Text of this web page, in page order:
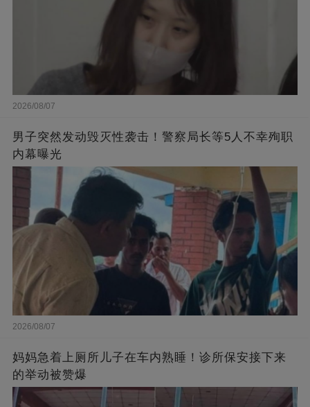
2026/08/07
男子突然发动毁灭性袭击！警察局长等5人不幸殉职
内幕曝光
2026/08/07
妈妈急着上厕所儿子在车内熟睡！诊所保安接下来
的举动被赞爆